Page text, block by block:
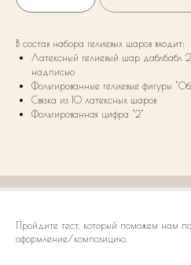
В состав набора гелиевых шаров входит:
Латексный гелиевый шар даблбабл
надписью
Фольгированные гелиевые фигуры
Связка из 10 латексных шаров
Фольгированная цифра "2"
Пройдите тест, который поможем нам
оформление/композицию.